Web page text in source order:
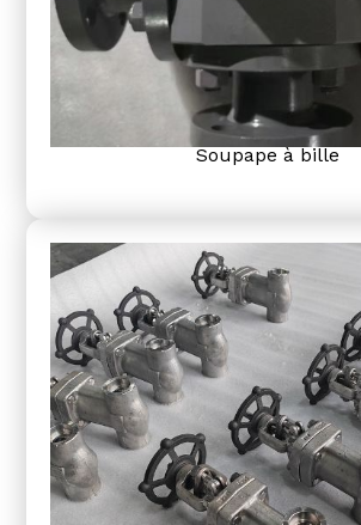
Soupape à bille